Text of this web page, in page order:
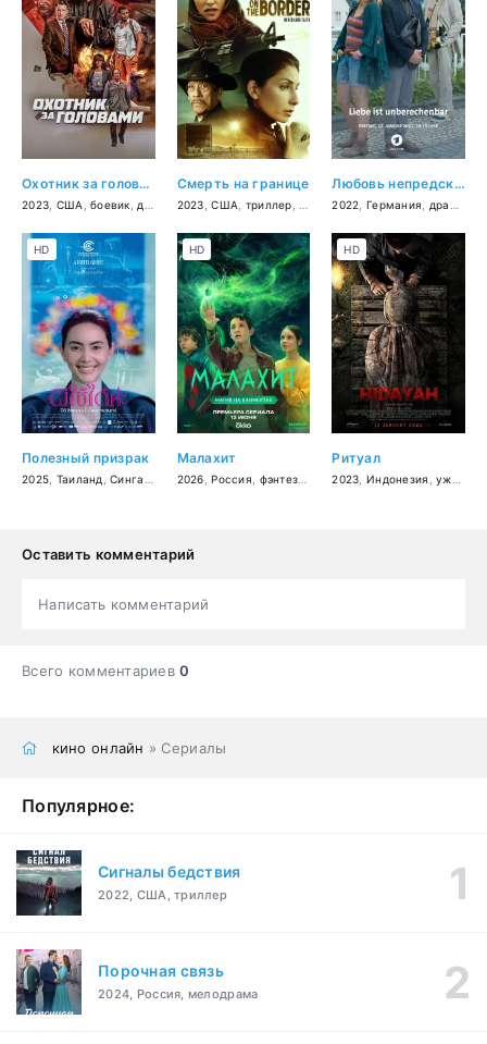
Охотник за головами
2023 США ,боевик драма
Смерть на границе
2023 ,США триллер драма,криминал,детектив
Любовь непредсказуема
2022 Германия драма
Полезный призрак
2025 Таиланд ,Сингапур Германия,Франция,ужасы ,фэнтези ,триллер,драма
HD
Малахит
2026 ,Россия фэнтези приключения,семейный
HD
Ритуал
2023 Индонезия ,ужасы
HD
Оставить комментарий
Написать комментарий
Всего комментариев0
кино онлайн » Сериалы
Популярное:
Сигналы бедствия
2022, США, триллер
Порочная связь
2024, Россия, мелодрама